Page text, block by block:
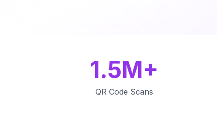
1.5M+
QR Code Scans